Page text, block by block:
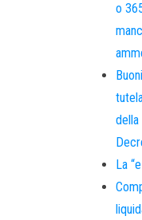
o
della
La